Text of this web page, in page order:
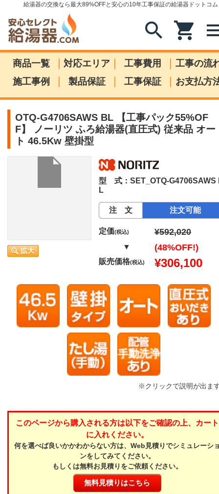
給湯器の交換なら最大89%OFFと安心の10年工事保証の給湯器ドットコム
search shopping_cart
商品一覧 | 対応エリア | 工事費用 | 工事の流
施工事例
| 製品保証 | 工事保証 | お支払方
OTQ-G4706SAWS BL 【工事パック55%OF
F】 ノーリツ ふろ給湯器(直圧式) 従来品 オー
ト 46.5Kw 壁掛型
型 式：SET_OTQ-G4706SAWS
L
注 文 注文可能
定価(税込) ¥592,020
▼ (48%OFF!)
販売価格(税込) ¥306,100
※クリックで説明が出ま
このページから購入される方は以下をご確認の上、カート
に入れください。
何を選べば良いかかわからない方は、Web見積りでシミュレーシ
ンをしてみてください。
もしくは無料お見積りをご依頼ください。
無料見積りはこちら